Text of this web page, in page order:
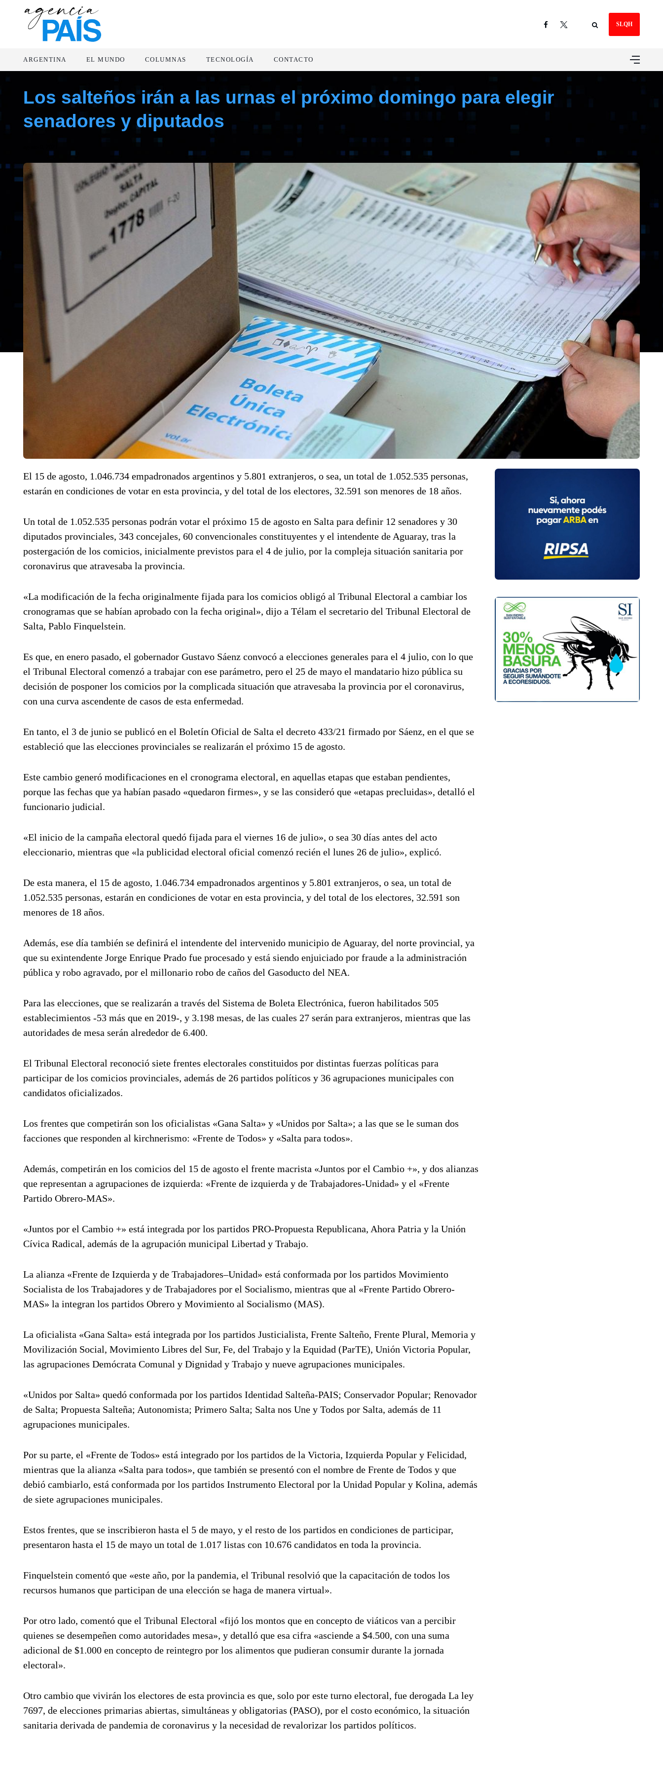
SLQH
ARGENTINA EL MUNDO COLUMNAS TECNOLOGÍA CONTACTO
Los salteños irán a las urnas el próximo domingo para elegir
senadores y diputados
El 15 de agosto, 1.046.734 empadronados argentinos y 5.801 extranjeros, o sea, un total de 1.052.535 personas,
estarán en condiciones de votar en esta provincia, y del total de los electores, 32.591 son menores de 18 años.
Un total de 1.052.535 personas podrán votar el próximo 15 de agosto en Salta para definir 12 senadores y 30
diputados provinciales, 343 concejales, 60 convencionales constituyentes y el intendente de Aguaray, tras la
postergación de los comicios, inicialmente previstos para el 4 de julio, por la compleja situación sanitaria por
coronavirus que atravesaba la provincia.
«La modificación de la fecha originalmente fijada para los comicios obligó al Tribunal Electoral a cambiar los
cronogramas que se habían aprobado con la fecha original», dijo a Télam el secretario del Tribunal Electoral de
Salta, Pablo Finquelstein.
Es que, en enero pasado, el gobernador Gustavo Sáenz convocó a elecciones generales para el 4 julio, con lo que
el Tribunal Electoral comenzó a trabajar con ese parámetro, pero el 25 de mayo el mandatario hizo pública su
decisión de posponer los comicios por la complicada situación que atravesaba la provincia por el coronavirus,
con una curva ascendente de casos de esta enfermedad.
En tanto, el 3 de junio se publicó en el Boletín Oficial de Salta el decreto 433/21 firmado por Sáenz, en el que se
estableció que las elecciones provinciales se realizarán el próximo 15 de agosto.
Este cambio generó modificaciones en el cronograma electoral, en aquellas etapas que estaban pendientes,
porque las fechas que ya habían pasado «quedaron firmes», y se las consideró que «etapas precluidas», detalló el
funcionario judicial.
«El inicio de la campaña electoral quedó fijada para el viernes 16 de julio», o sea 30 días antes del acto
eleccionario, mientras que «la publicidad electoral oficial comenzó recién el lunes 26 de julio», explicó.
De esta manera, el 15 de agosto, 1.046.734 empadronados argentinos y 5.801 extranjeros, o sea, un total de
1.052.535 personas, estarán en condiciones de votar en esta provincia, y del total de los electores, 32.591 son
menores de 18 años.
Además, ese día también se definirá el intendente del intervenido municipio de Aguaray, del norte provincial, ya
que su exintendente Jorge Enrique Prado fue procesado y está siendo enjuiciado por fraude a la administración
pública y robo agravado, por el millonario robo de caños del Gasoducto del NEA.
Para las elecciones, que se realizarán a través del Sistema de Boleta Electrónica, fueron habilitados 505
establecimientos -53 más que en 2019-, y 3.198 mesas, de las cuales 27 serán para extranjeros, mientras que las
autoridades de mesa serán alrededor de 6.400.
El Tribunal Electoral reconoció siete frentes electorales constituidos por distintas fuerzas políticas para
participar de los comicios provinciales, además de 26 partidos políticos y 36 agrupaciones municipales con
candidatos oficializados.
Los frentes que competirán son los oficialistas «Gana Salta» y «Unidos por Salta»; a las que se le suman dos
facciones que responden al kirchnerismo: «Frente de Todos» y «Salta para todos».
Además, competirán en los comicios del 15 de agosto el frente macrista «Juntos por el Cambio +», y dos alianzas
que representan a agrupaciones de izquierda: «Frente de izquierda y de Trabajadores-Unidad» y el «Frente
Partido Obrero-MAS».
«Juntos por el Cambio +» está integrada por los partidos PRO-Propuesta Republicana, Ahora Patria y la Unión
Cívica Radical, además de la agrupación municipal Libertad y Trabajo.
La alianza «Frente de Izquierda y de Trabajadores–Unidad» está conformada por los partidos Movimiento
Socialista de los Trabajadores y de Trabajadores por el Socialismo, mientras que al «Frente Partido Obrero-
MAS» la integran los partidos Obrero y Movimiento al Socialismo (MAS).
La oficialista «Gana Salta» está integrada por los partidos Justicialista, Frente Salteño, Frente Plural, Memoria y
Movilización Social, Movimiento Libres del Sur, Fe, del Trabajo y la Equidad (ParTE), Unión Victoria Popular,
las agrupaciones Demócrata Comunal y Dignidad y Trabajo y nueve agrupaciones municipales.
«Unidos por Salta» quedó conformada por los partidos Identidad Salteña-PAIS; Conservador Popular; Renovador
de Salta; Propuesta Salteña; Autonomista; Primero Salta; Salta nos Une y Todos por Salta, además de 11
agrupaciones municipales.
Por su parte, el «Frente de Todos» está integrado por los partidos de la Victoria, Izquierda Popular y Felicidad,
mientras que la alianza «Salta para todos», que también se presentó con el nombre de Frente de Todos y que
debió cambiarlo, está conformada por los partidos Instrumento Electoral por la Unidad Popular y Kolina, además
de siete agrupaciones municipales.
Estos frentes, que se inscribieron hasta el 5 de mayo, y el resto de los partidos en condiciones de participar,
presentaron hasta el 15 de mayo un total de 1.017 listas con 10.676 candidatos en toda la provincia.
Finquelstein comentó que «este año, por la pandemia, el Tribunal resolvió que la capacitación de todos los
recursos humanos que participan de una elección se haga de manera virtual».
Por otro lado, comentó que el Tribunal Electoral «fijó los montos que en concepto de viáticos van a percibir
quienes se desempeñen como autoridades mesa», y detalló que esa cifra «asciende a $4.500, con una suma
adicional de $1.000 en concepto de reintegro por los alimentos que pudieran consumir durante la jornada
electoral».
Otro cambio que vivirán los electores de esta provincia es que, solo por este turno electoral, fue derogada La ley
7697, de elecciones primarias abiertas, simultáneas y obligatorias (PASO), por el costo económico, la situación
sanitaria derivada de pandemia de coronavirus y la necesidad de revalorizar los partidos políticos.